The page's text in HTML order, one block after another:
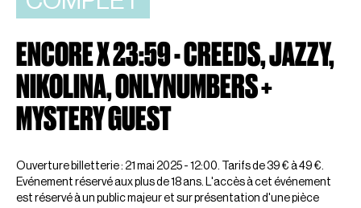
ENCORE X 23:59 - CREEDS, JAZZY,
NIKOLINA, ONLYNUMBERS +
MYSTERY GUEST
Ouverture billetterie : 21 mai 2025 - 12:00. Tarifs de 39 € à 49 €.
Evénement réservé aux plus de 18 ans. L'accès à cet événement
est réservé à un public majeur et sur présentation d'une pièce